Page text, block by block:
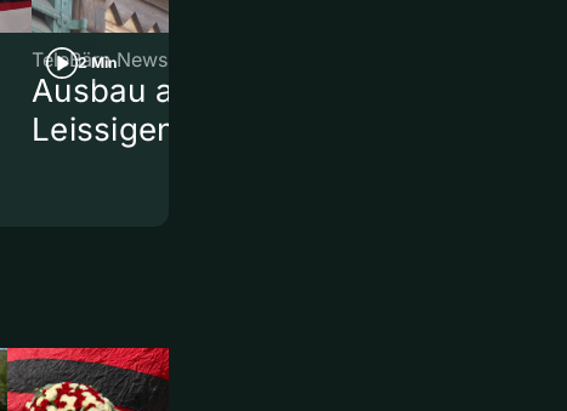
2 Min
TeleBärn News
Ausbau am Bahnhof
Leissigen